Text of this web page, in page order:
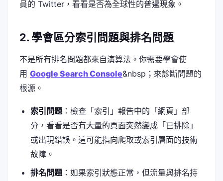
員的 Twitter，看看是否為全球性的普遍現象。
2. 學會區分索引問題與排名問題
不是所有排名問題都來自演算法。你需要學會使
用 Google Search Console&nbsp；來診斷問題的
根源。
索引問題：檢查「索引」報告中的「網頁」部
分，看看是否有大量的頁面突然變成「已排除」
或出現錯誤。這可能指向爬取或索引層面的技術
故障。
排名問題：如果索引狀態正常，但流量與排名持